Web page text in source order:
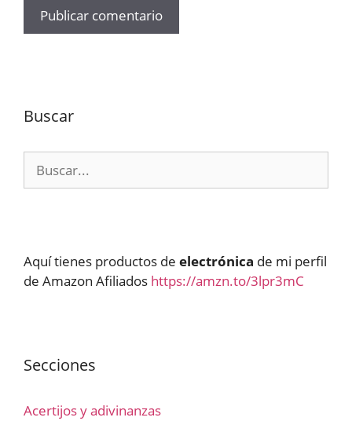
Buscar
Aquí tienes productos de electrónica de mi perfil
de Amazon Afiliados https://amzn.to/3lpr3mC
Secciones
Acertijos y adivinanzas